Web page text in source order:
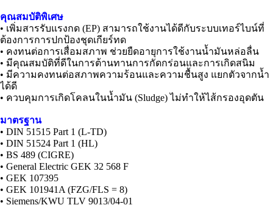
คุณสมบัติพิเศษ
• เพิ่มสารรับแรงกด (EP) สามารถใช้งานได้ดีกับระบบเทอร์ไบน์ที่
ต้องการการปกป้องชุดเกียร์ทด
• คงทนต่อการเสื่อมสภาพ ช่วยยืดอายุการใช้งานน้ำมันหล่อลื่น
• มีคุณสมบัติที่ดีในการต้านทานการกัดกร่อนและการเกิดสนิม
• มีความคงทนต่อสภาพความร้อนและความชื้นสูง แยกตัวจากน้ำ
ได้ดี
• ควบคุมการเกิดโคลนในน้ำมัน (Sludge) ไม่ทำให้ไส้กรองอุดตัน
มาตรฐาน
• DIN 51515 Part 1 (L-TD)
• DIN 51524 Part 1 (HL)
• BS 489 (CIGRE)
• General Electric GEK 32 568 F
• GEK 107395
• GEK 101941A (FZG/FLS = 8)
• Siemens/KWU TLV 9013/04-01